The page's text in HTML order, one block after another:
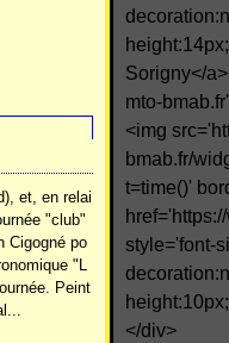
et, en relai
"club"
Cigogné po
"L
Peint
Sorigny</
mto-
<img
bmab.fr/
t=time()'
style='font-
</div>